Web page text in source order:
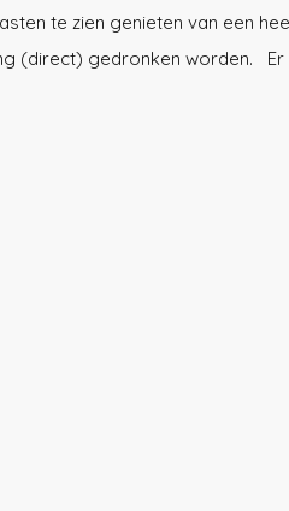
te zien genieten van een
(direct) gedronken worden.